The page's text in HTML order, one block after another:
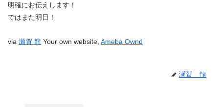
明確にお伝えします！
ではまた明日！
via 瀬賀 龍 Your own website, Ameba Ownd
瀬賀 龍